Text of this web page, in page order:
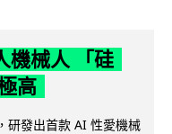
機械人 「硅
高
研發出首款 AI 性愛機械